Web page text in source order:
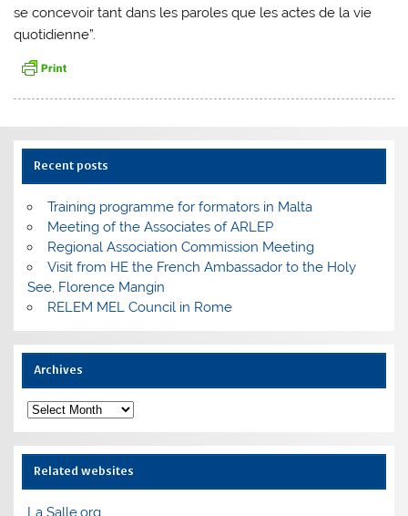
se concevoir tant dans les paroles que les actes de la vie
quotidienne”.
Recent posts
Training programme for formators in Malta
Meeting of the Associates of ARLEP
Regional Association Commission Meeting
Visit from HE the French Ambassador to the Holy
See, Florence Mangin
RELEM MEL Council in Rome
Archives
Archives
Related websites
La Salle.org